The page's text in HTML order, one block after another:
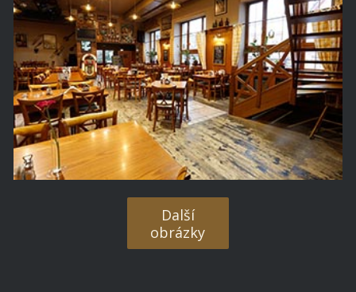
Další
obrázky